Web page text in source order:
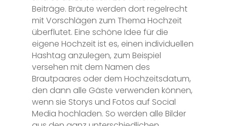
Beiträge. Bräute werden dort regelrecht
mit Vorschlägen zum Thema Hochzeit
überflutet. Eine schöne Idee für die
eigene Hochzeit ist es, einen individuellen
Hashtag anzulegen, zum Beispiel
versehen mit dem Namen des
Brautpaares oder dem Hochzeitsdatum,
den dann alle Gäste verwenden können,
wenn sie Storys und Fotos auf Social
Media hochladen. So werden alle Bilder